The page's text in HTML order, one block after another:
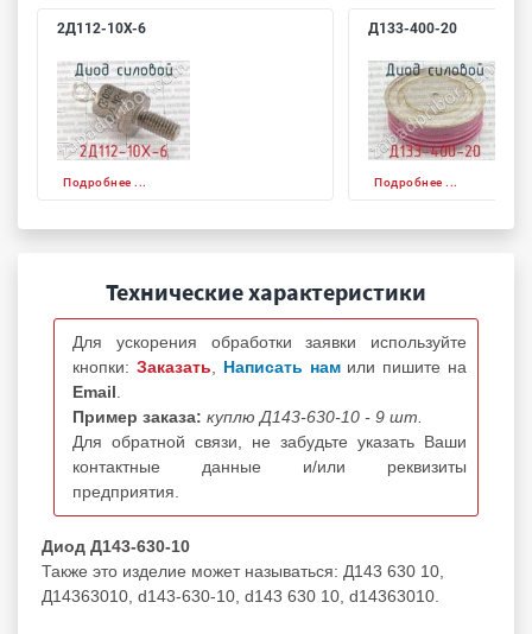
2Д112-10Х-6
Подробнее ...
Д133-400-20
Подробнее ...
Технические характеристики
Для ускорения обработки заявки используйте
кнопки: Заказать Написать нам или пишите на
Email
Пример заказа: куплю Д143-630-10 - 9 шт.
Для обратной связи, не забудьте указать Ваши
контактные данные и/или реквизиты
предприятия.
Диод Д143-630-10
Также это изделие может называться: Д143 630 10,
Д14363010, d143-630-10, d143 630 10, d14363010.